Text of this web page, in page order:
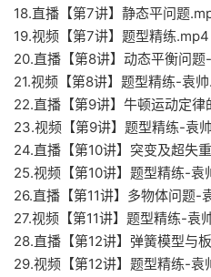
18.直播【第7讲】静态平问题
19.视频【第7讲】题型精练.mp4
20.直播【第8讲】动态平衡问
21.视频【第8讲】题型精练-袁
22.直播【第9讲】牛顿运动定
23.视频【第9讲】题型精练-袁
24.直播【第10讲】突变及超失
25.视频【第10讲】题型精练-袁
26.直播【第11讲】多物体问题-
27.视频【第11讲】题型精练-袁
28.直播【第12讲】弹簧模型与
29.视频【第12讲】题型精练-袁